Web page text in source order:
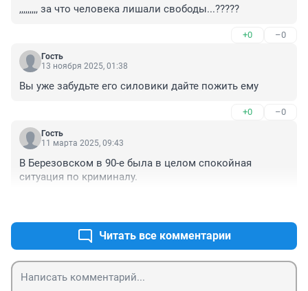
,,,,,,,,, за что человека лишали свободы...?????
+0 –0
Гость
13 ноября 2025, 01:38
Вы уже забудьте его силовики дайте пожить ему
+0 –0
Гость
11 марта 2025, 09:43
В Березовском в 90-е была в целом спокойная
ситуация по криминалу.
Читать все комментарии